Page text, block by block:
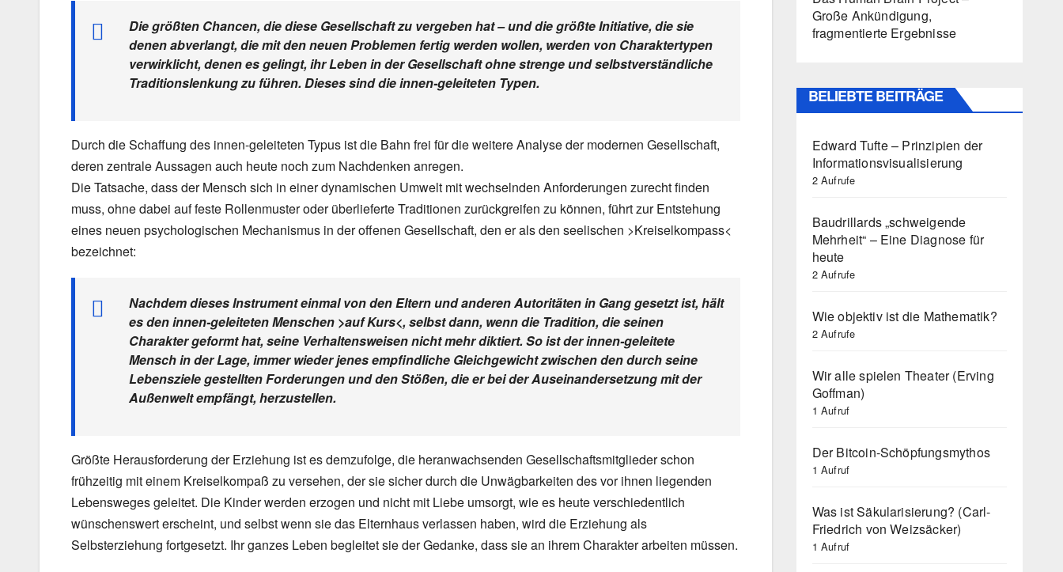
Die größten Chancen, die diese Gesellschaft zu vergeben hat – und die größte Initiative, die sie
denen abverlangt, die mit den neuen Problemen fertig werden wollen, werden von Charaktertypen
verwirklicht, denen es gelingt, ihr Leben in der Gesellschaft ohne strenge und selbstverständliche
Traditionslenkung zu führen. Dieses sind die innen-geleiteten Typen.
Durch die Schaffung des innen-geleiteten Typus ist die Bahn frei für die weitere Analyse der modernen Gesellschaft,
deren zentrale Aussagen auch heute noch zum Nachdenken anregen.
Die Tatsache, dass der Mensch sich in einer dynamischen Umwelt mit wechselnden Anforderungen zurecht finden
muss, ohne dabei auf feste Rollenmuster oder überlieferte Traditionen zurückgreifen zu können, führt zur Entstehung
eines neuen psychologischen Mechanismus in der offenen Gesellschaft, den er als den seelischen >Kreiselkompass<
bezeichnet:
Nachdem dieses Instrument einmal von den Eltern und anderen Autoritäten in Gang gesetzt ist, hält
es den innen-geleiteten Menschen >auf Kurs<, selbst dann, wenn die Tradition, die seinen
Charakter geformt hat, seine Verhaltensweisen nicht mehr diktiert. So ist der innen-geleitete
Mensch in der Lage, immer wieder jenes empfindliche Gleichgewicht zwischen den durch seine
Lebensziele gestellten Forderungen und den Stößen, die er bei der Auseinandersetzung mit der
Außenwelt empfängt, herzustellen.
Größte Herausforderung der Erziehung ist es demzufolge, die heranwachsenden Gesellschaftsmitglieder schon
frühzeitig mit einem Kreiselkompaß zu versehen, der sie sicher durch die Unwägbarkeiten des vor ihnen liegenden
Lebensweges geleitet. Die Kinder werden erzogen und nicht mit Liebe umsorgt, wie es heute verschiedentlich
wünschenswert erscheint, und selbst wenn sie das Elternhaus verlassen haben, wird die Erziehung als
Selbsterziehung fortgesetzt. Ihr ganzes Leben begleitet sie der Gedanke, dass sie an ihrem Charakter arbeiten müssen.
Große Ankündigung,
fragmentierte Ergebnisse
BELIEBTE BEITRÄGE
Edward Tufte – Prinzipien der
Informationsvisualisierung
2 Aufrufe
Baudrillards „schweigende
Mehrheit“ – Eine Diagnose für
heute
2 Aufrufe
Wie objektiv ist die Mathematik?
2 Aufrufe
Wir alle spielen Theater (Erving
Goffman)
1 Aufruf
Der Bitcoin-Schöpfungsmythos
1 Aufruf
Was ist Säkularisierung? (Carl-
Friedrich von Weizsäcker)
1 Aufruf